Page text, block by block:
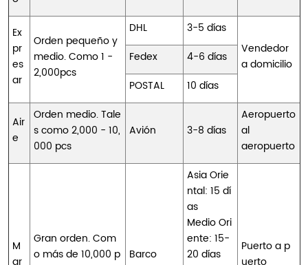
Ex
pr
es
ar
Orden pequeño y
medio. Como 1 -
2,000pcs
DHL
3-5 días
Vendedor
a domicilio
Fedex
4-6 días
POSTAL
10 días
Air
e
Orden medio. Tale
s como 2,000 - 10,
000 pcs
Avión 3-8 días
Aeropuerto
al
aeropuerto
M
Gran orden. Com
o más de 10,000 p
Barco
Asia Orie
ntal: 15 dí
as
Medio Ori
ente: 15-
20 días
Puerto a p